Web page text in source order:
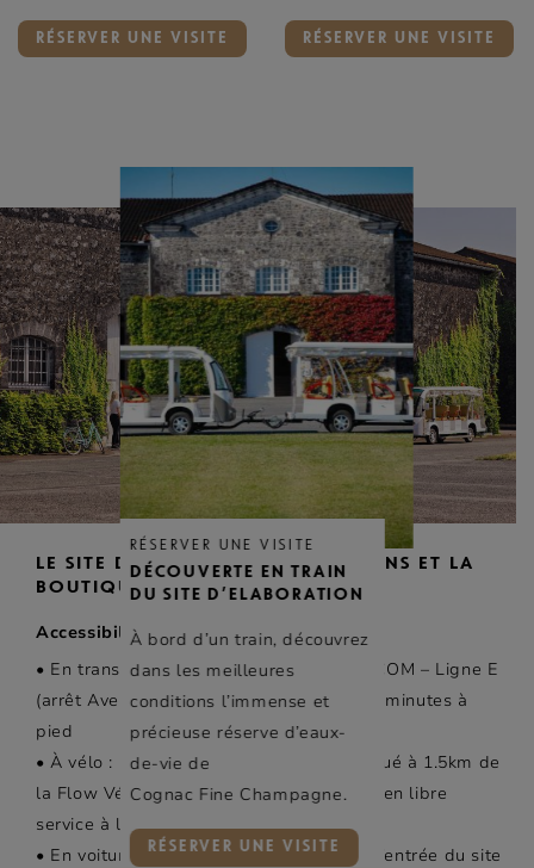
RÉSERVER UNE VISITE RÉSERVER UNE VISITE
LE SITE D’ELABORATION DE MERPINS ET LA
BOUTIQUE
Accessibilité
• En transport en commun : Bus TRANSCOM – Ligne E
(arrêt Avenue de Gimeux), arrêt situé à 2 minutes à
pied
• À vélo : parking « Accueil vélo », site situé à 1.5km de
la Flow Vélo – Modalis Vélos électriques en libre
service à la Gare de Cognac
• En voiture : Parking gratuit en face de l’entrée du site
RÉSERVER UNE VISITE
DÉCOUVERTE EN TRAIN
DU SITE D’ELABORATION
À bord d’un train, découvrez
dans les meilleures
conditions l’immense et
précieuse réserve d’eaux-
de-vie de
Cognac Fine Champagne.
RÉSERVER UNE VISITE